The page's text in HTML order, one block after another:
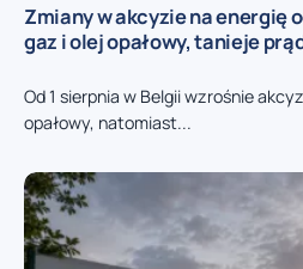
Zmiany w akcyzie na energię
gaz i olej opałowy, tanieje
Od 1 sierpnia w Belgii wzrośnie
opałowy, natomiast...